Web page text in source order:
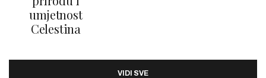
umjetnost
Celestina
VIDI SVE